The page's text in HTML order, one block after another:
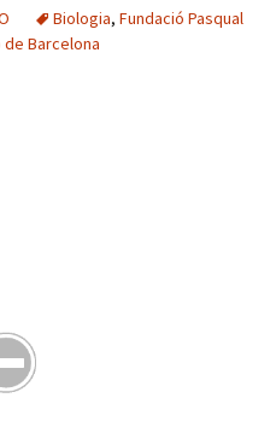
Biologia, Fundació Pasqual
de Barcelona